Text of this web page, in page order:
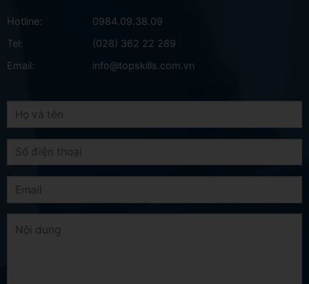
Hotline:
0984.09.38.09
Tel:
(028) 362 22 289
Email:
info@topskills.com.vn